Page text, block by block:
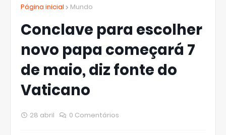
Página inicial Mundo
Conclave para escolher
novo papa começará 7
de maio, diz fonte do
Vaticano
28 abril 0 Comentários